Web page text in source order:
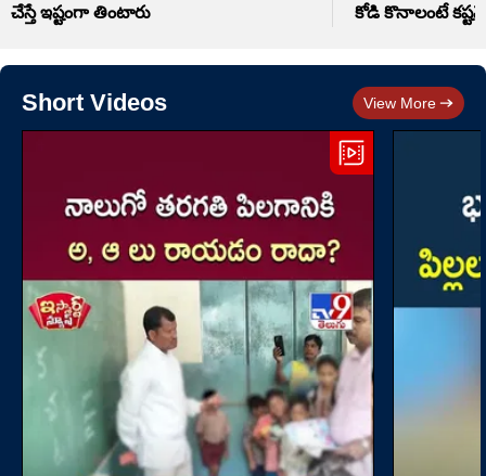
చేస్తే ఇష్టంగా తింటారు
కోడి కొనాలంటే
Short Videos View More